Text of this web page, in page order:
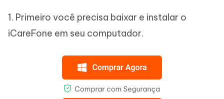
1. Primeiro você precisa baixar e instalar o
iCareFone em seu computador.